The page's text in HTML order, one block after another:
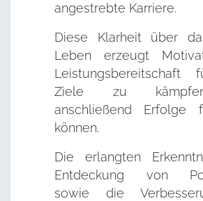
angestrebte Karriere.
Diese Klarheit über
Leben erzeugt
Leistungsbereitschaft
Ziele zu
anschließend Erfolge
können.
Die erlangten
Entdeckung von
sowie die